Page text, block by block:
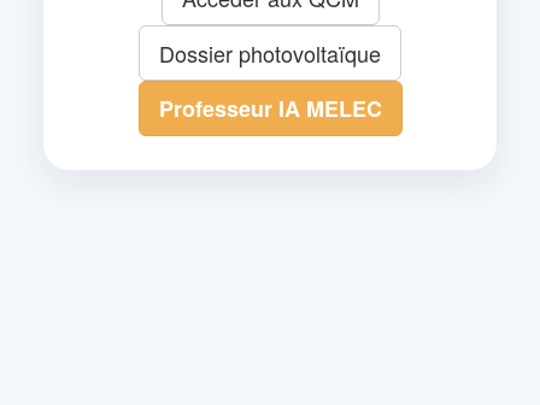
Dossier photovoltaïque
Professeur IA MELEC